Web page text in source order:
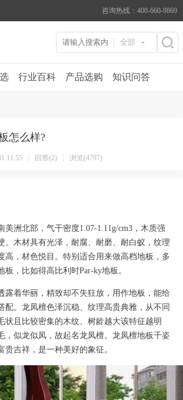
咨询热线：400-660-9869
全部
行业百科 产品选购 知识问答
怎么样?
11:55 回答(2) 浏览(4797)
美洲北部，气干密度1.07-1.11g/cm3，木质强
。木材具有光泽，耐腐、耐磨、耐白蚁，纹理
高，材色悦目。特别适合用来做高档地板，多
板，比如得高比利时Par-ky地板。
露着华丽，精致却不失狂放，用作地板，能给
配。龙凤檀色泽沉稳、纹理高贵典雅，从不同
状且比较密集的木纹、树龄越大该特征越明
，似龙似凤，故起名龙凤檀。龙凤檀地板千姿
贵吉祥，是一种美好的象征。